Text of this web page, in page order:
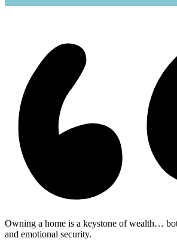
Owning a home is a keystone of wealth…
and emotional security.